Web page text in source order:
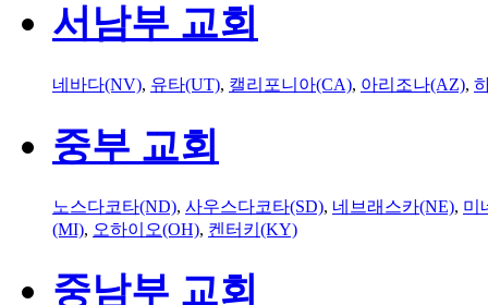
서남부 교회
네바다(NV), 유타(UT), 캘리포니아(CA), 아리조나(AZ),
중부 교회
노스다코타(ND), 사우스다코타(SD), 네브래스카(NE), 미
(MI), 오하이오(OH), 켄터키(KY)
중남부 교회